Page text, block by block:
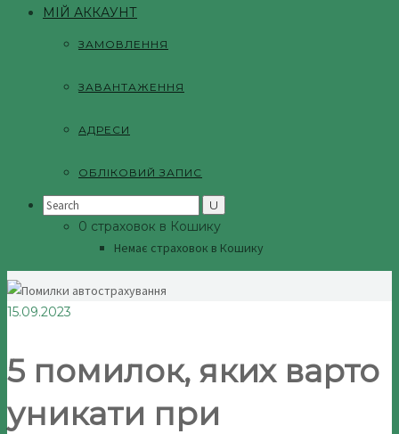
МІЙ АККАУНТ
ЗАМОВЛЕННЯ
ЗАВАНТАЖЕННЯ
АДРЕСИ
ОБЛІКОВИЙ ЗАПИС
Search
0 страховок в Кошику
Немає страховок в Кошику
15.09.2023
5 помилок, яких варто
уникати при